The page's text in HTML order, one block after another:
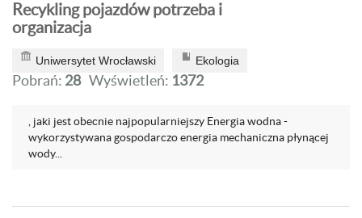
Recykling pojazdów potrzeba i
organizacja
Uniwersytet Wrocławski Ekologia
Pobrań: 28 Wyświetleń: 1372
, jaki jest obecnie najpopularniejszy Energia wodna -
wykorzystywana gospodarczo energia mechaniczna płynącej
wody...